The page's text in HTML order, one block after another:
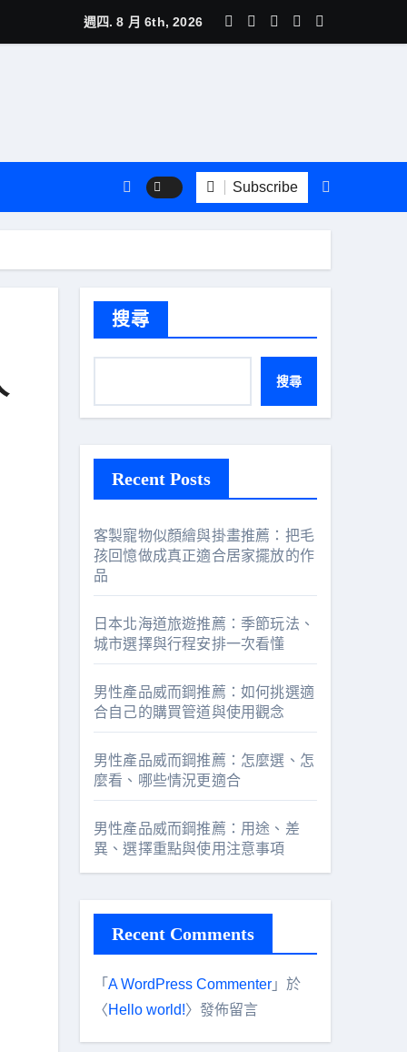
薦：季節玩法、城市選擇與行程安排一次看懂
週四. 8 月 6th, 2026
Subscribe
搜尋
搜尋
Recent Posts
客製寵物似顏繪與掛畫推薦：把毛
孩回憶做成真正適合居家擺放的作
品
日本北海道旅遊推薦：季節玩法、
城市選擇與行程安排一次看懂
男性產品威而鋼推薦：如何挑選適
合自己的購買管道與使用觀念
男性產品威而鋼推薦：怎麼選、怎
麼看、哪些情況更適合
男性產品威而鋼推薦：用途、差
異、選擇重點與使用注意事項
Recent Comments
「 A WordPress Commenter 」於
〈Hello world!〉發佈留言